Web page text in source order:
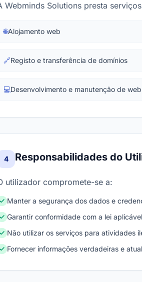
Webminds Solutions presta
🌐Alojamento web
🔗Registo e transferência de domínios
💻Desenvolvimento e manutenção de
4 Responsabilidades do
utilizador compromete-se a:
Manter a segurança dos dados e
Garantir conformidade com a lei
Não utilizar os serviços para atividades
Fornecer informações verdadeiras e